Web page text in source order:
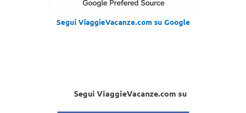
Segui ViaggieVacanze.com su Google
Segui ViaggieVacanze.com su